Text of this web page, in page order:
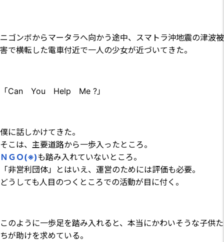
ニゴンボからマータラへ向かう途中、スマトラ沖地震の津波被
害で横転した電車付近で一人の少女が近づいてきた。
「Can You Help Me ?」
僕に話しかけてきた。
そこは、主要道路から一歩入ったところ。
ＮＧＯ(※)も踏み入れていないところ。
「非営利団体」とはいえ、運営のためには評価も必要。
どうしても人目のつくところでの活動が目に付く。
このように一歩足を踏み入れると、本当にかわいそうな子供た
ちが助けを求めている。